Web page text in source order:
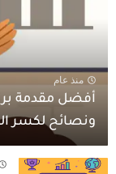
منذ عام
أفضل مقدمة
ونصائح لكسر